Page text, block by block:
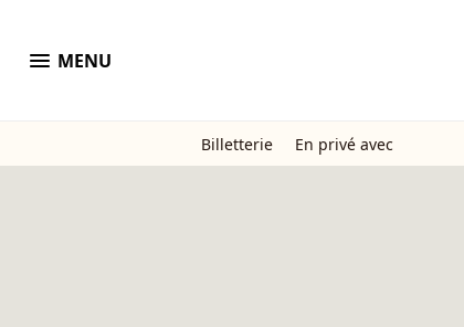
menu MENU
Billetterie En privé avec